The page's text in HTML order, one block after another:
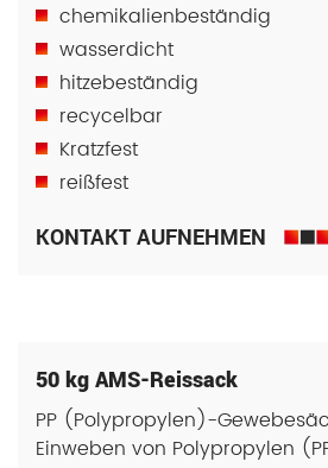
chemikalienbeständig
wasserdicht
hitzebeständig
recycelbar
Kratzfest
reißfest
KONTAKT AUFNEHMEN
50 kg AMS-Reissack
PP (Polypropylen)-
Einweben von Polypropylen